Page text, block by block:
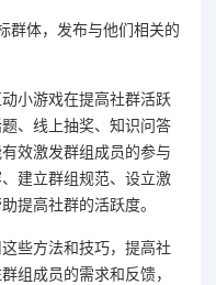
群体，发布与他们相关的
小游戏在提高社群活跃
、线上抽奖、知识问答
效激发群组成员的参与
建立群组规范、设立激
提高社群的活跃度。
些方法和技巧，提高社
组成员的需求和反馈，